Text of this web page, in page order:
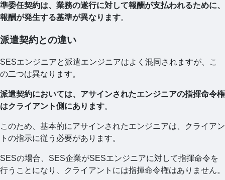
準委任契約は、業務の遂行に対して報酬が支払われるために、
報酬が発生する基準が異なります。
派遣契約との違い
SESエンジニアと派遣エンジニアはよく混同されますが、こ
の二つは異なります。
派遣契約においては、アサインされたエンジニアの指揮命令権
はクライアント側にあります。
このため、基本的にアサインされたエンジニアは、クライアン
トの指示に従う必要があります。
SESの場合、SES企業がSESエンジニアに対して指揮命令を
行うことになり、クライアントには指揮命令権はありません。